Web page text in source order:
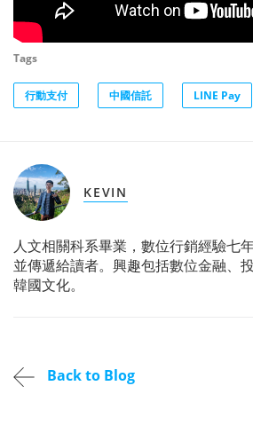
Tags
行動支付 中國信託 LINE Pay
KEVIN
人文相關科系畢業，數位行銷經驗七
並傳遞給讀者。興趣包括數位金融、
韓國文化。
Back to Blog